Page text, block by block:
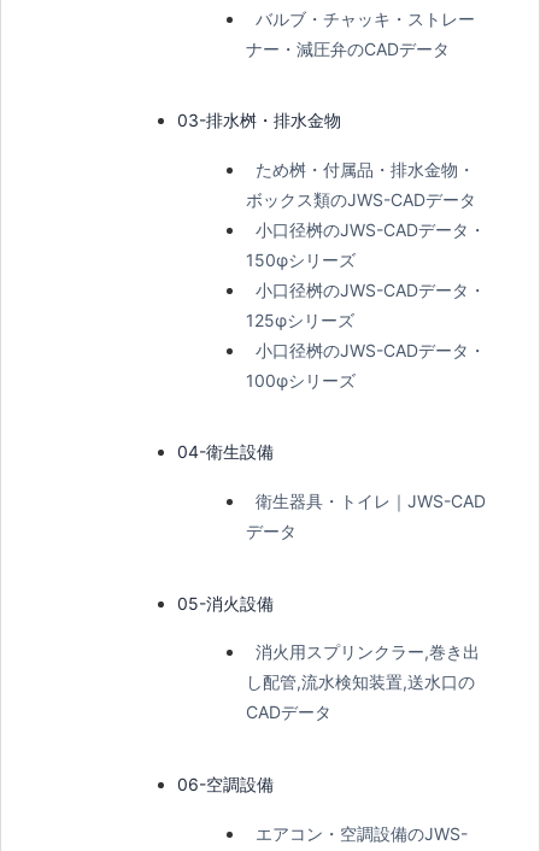
バルブ・チャッキ・ストレー
ナー・減圧弁のCADデータ
03-排水桝・排水金物
ため桝・付属品・排水金物・
ボックス類のJWS-CADデータ
小口径桝のJWS-CADデータ・
150φシリーズ
小口径桝のJWS-CADデータ・
125φシリーズ
小口径桝のJWS-CADデータ・
100φシリーズ
04-衛生設備
衛生器具・トイレ｜JWS-CAD
データ
05-消火設備
消火用スプリンクラー,巻き出
し配管,流水検知装置,送水口の
CADデータ
06-空調設備
エアコン・空調設備のJWS-